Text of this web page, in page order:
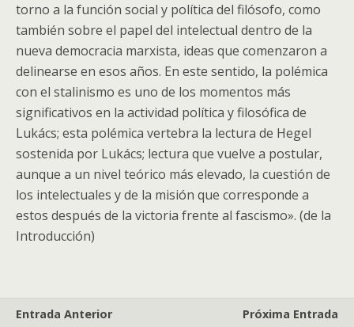
torno a la función social y política del filósofo, como
también sobre el papel del intelectual dentro de la
nueva democracia marxista, ideas que comenzaron a
delinearse en esos años. En este sentido, la polémica
con el stalinismo es uno de los momentos más
significativos en la actividad política y filosófica de
Lukács; esta polémica vertebra la lectura de Hegel
sostenida por Lukács; lectura que vuelve a postular,
aunque a un nivel teórico más elevado, la cuestión de
los intelectuales y de la misión que corresponde a
estos después de la victoria frente al fascismo». (de la
Introducción)
Entrada Anterior
Próxima Entrada